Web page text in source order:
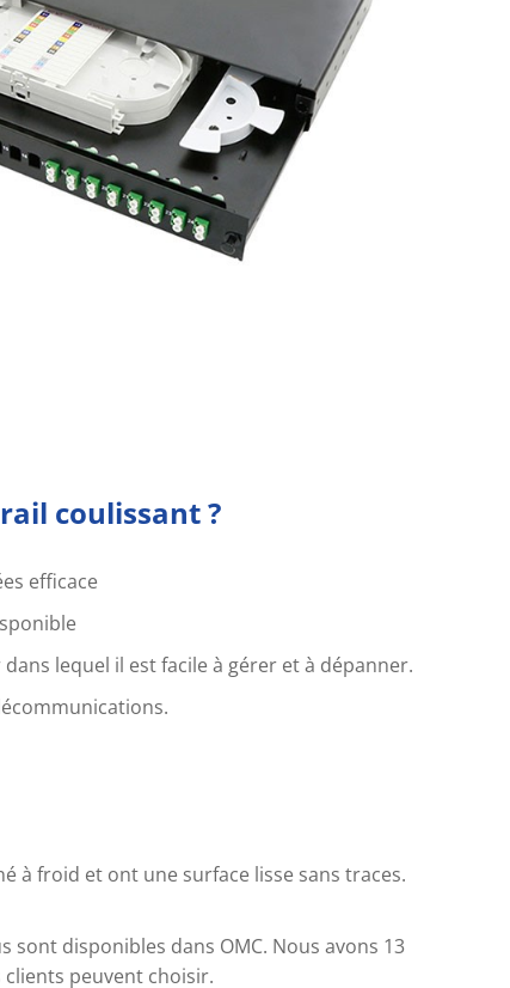
coulissant ?
efficace
lequel il est facile à gérer et à dépanner.
à froid et ont une surface lisse sans traces.
disponibles dans OMC. Nous avons 13
peuvent choisir.